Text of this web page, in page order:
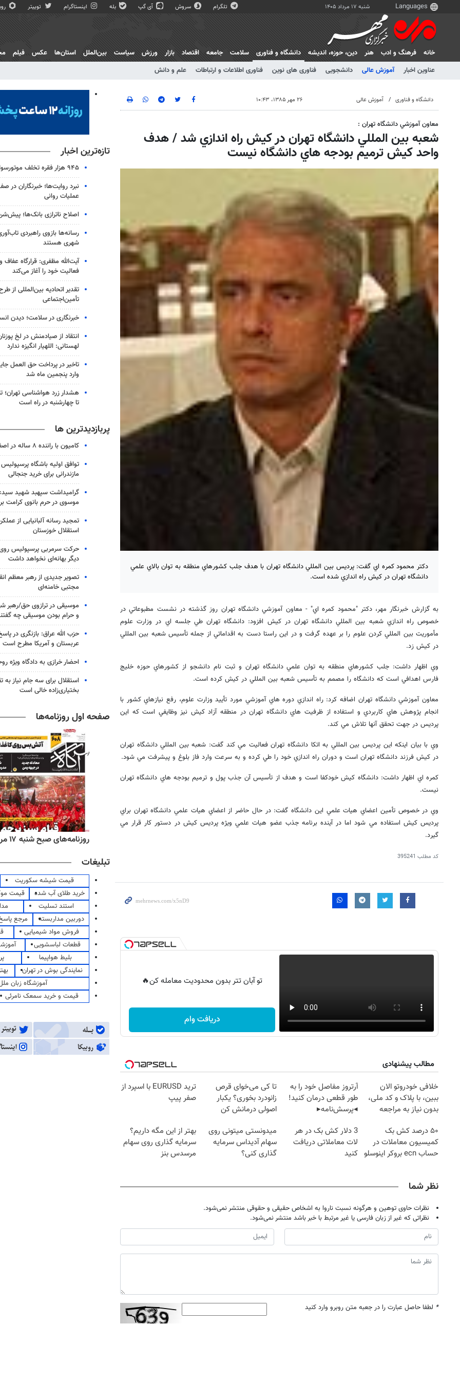
شنبه ۱۷ مرداد ۱۴۰۵ تلگرام سروش آی گپ بله اینستاگرام توییتر
خانه فرهنگ و ادب هنر دين، حوزه، انديشه
دانشگاه و فناوری
عناوین اخبار
آموزش عالی دانشجویی فناوری های نوین فناوری اطلاعات و ارتباطات علم و دانش
سلامت جامعه اقتصاد بازار ورزش سیاست بین‌الملل استان‌ها عکس فیلم
دانشگاه و فناوری آموزش عالی ۲۶ مهر ۱۳۸۵، ۱۰:۴۳
معاون آموزشي دانشگاه تهران :
شعبه بين المللي دانشگاه تهران در كيش راه اندازي شد / هدف
واحد كيش ترميم بودجه هاي دانشگاه نيست
دكتر محمود كمره اي گفت: پرديس بين المللي دانشگاه تهران با هدف جلب كشورهاي منطقه به توان بالاي علمي
دانشگاه تهران در كيش راه اندازي شده است.
به گزارش خبرنگار مهر، دكتر "محمود كمره اي" - معاون آموزشي دانشگاه تهران روز گذشته در نشست مطبوعاتي در
خصوص راه اندازي شعبه بين المللي دانشگاه تهران در كيش افزود: دانشگاه تهران طي جلسه اي در وزارت علوم
مأموريت بين المللي كردن علوم را بر عهده گرفت و در اين راستا دست به اقداماتي از جمله تأسيس شعبه بين المللي
در كيش زد.
وي اظهار داشت: جلب كشورهاي منطقه به توان علمي دانشگاه تهران و ثبت نام دانشجو از كشورهاي حوزه خليج
فارس اهدافي است كه دانشگاه را مصمم به تأسيس شعبه بين المللي در كيش كرده است.
معاون آموزشي دانشگاه تهران اضافه كرد: راه اندازي دوره هاي آموزشي مورد تأييد وزارت علوم، رفع نيازهاي كشور با
انجام پژوهش هاي كاربردي و استفاده از ظرفيت هاي دانشگاه تهران در منطقه آزاد كيش نيز وظايفي است كه اين
پرديس در جهت تحقق آنها تلاش مي كند.
وي با بيان اينكه اين پرديس بين المللي به اتكا دانشگاه تهران فعاليت مي كند گفت: شعبه بين المللي دانشگاه تهران
در كيش فرزند دانشگاه تهران است و دوران راه اندازي خود را طي كرده و به سرعت وارد فاز بلوغ و پيشرفت مي شود.
كمره اي اظهار داشت: دانشگاه كيش خودكفا است و هدف از تأسيس آن جذب پول و ترميم بودجه هاي دانشگاه تهران
نيست.
وي در خصوص تأمين اعضاي هيات علمي اين دانشگاه گفت: در حال حاضر از اعضاي هيات علمي دانشگاه تهران براي
پرديس كيش استفاده مي شود اما در آينده برنامه جذب عضو هيات علمي ويژه پرديس كيش در دستور كار قرار مي
گيرد.
کد مطلب 395241
تو آبان تتر بدون محدودیت معامله کن🔥
دریافت وام
مطالب پیشنهادی
خلافی خودروتو الان
ببین، با پلاک و کد ملی،
بدون نیاز به مراجعه
آرتروز مفاصل خود را به
طور قطعی درمان کنید!
◂پرسش‌نامه▸
تا کی می‌خوای قرص
زانودرد بخوری؟ یکبار
اصولی درمانش کن
ترید EURUSD با اسپرد از
صفر پیپ
۵۰ درصد کش بک
کمیسیون معاملات در
حساب ecn بروکر اینوسلو
3 دلار کش بک در هر
لات معاملاتی دریافت
کنید
میدونستی میتونی روی
سهام آدیداس سرمایه
گذاری کنی؟
بهتر از این مگه داریم؟
سرمایه گذاری روی سهام
مرسدس بنز
نظر شما
نظرات حاوی توهین و هرگونه نسبت ناروا به اشخاص حقیقی و حقوقی منتشر نمی‌شود.
نظراتی که غیر از زبان فارسی یا غیر مرتبط با خبر باشد منتشر نمی‌شود.
* لطفا حاصل عبارت را در جعبه متن روبرو وارد کنید
تازه‌ترین اخبار
۹۴۵ هزار فقره تخلف موتورسواران در تهران
نبرد روایت‌ها؛ خبرنگاران در
عملیات روانی
اصلاح ناترازی بانک‌ها؛
رسانه‌ها بازوی راهبردی
شهری هستند
آیت‌الله مظفری: قرارگاه
فعالیت خود را آغاز می‌کند
تقدیر اتحادیه بین‌المللی از
تأمین‌اجتماعی
خبرنگاری در سلامت؛ دیدن
انتقاد از صیادمنش در لخ
لهستانی: اللهیار انگیزه ندارد
تاخیر در پرداخت حق العمل
وارد پنجمین ماه شد
هشدار زرد هواشناسی تهران؛
تا چهارشنبه در راه است
پربازدیدترین ها
کامیون با راننده ۸ ساله در اصفهان توقیف شد
توافق اولیه باشگاه
مازندرانی برای خرید جنجالی
گرامیداشت سپهبد شهید
موسوی در حرم بانوی کرامت
تمجید رسانه آلبانیایی از
استقلال خوزستان
حرکت سرمربی پرسپولیس روی
دیگر بهانه‌ای نخواهد داشت
تصویر جدیدی از رهبر معظم
مجتبی خامنه‌ای
موسیقی در ترازوی حق/رهبر
و حرام بودن موسیقی چه
حزب الله عراق: بازنگری در
عربستان و آمریکا مطرح است
احضار خرازی به دادگاه ویژه
استقلال برای سه جام نیاز
بختیاری‌زاده خالی است
صفحه اول روزنامه‌ها
روزنامه‌های صبح شنبه ۱۷ مرداد ۱۴۰۵
تبلیغات
قیمت شیشه سکوریت
خرید طلای آب شده
قیمت
استند تسلیت
دوربین مداربسته
مرجع
فروش مواد شیمیایی
قطعات لباسشویی
بلیط هواپیما
نمایندگی بوش در تهران
آموزشگاه زبان
قیمت و خرید سمعک نامرئی